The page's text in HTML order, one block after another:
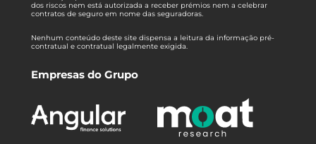
dos riscos nem está autorizada a receber prémios nem a celebrar
contratos de seguro em nome das seguradoras.
Nenhum conteúdo deste site dispensa a leitura da informação pré-
contratual e contratual legalmente exigida.
Empresas do Grupo